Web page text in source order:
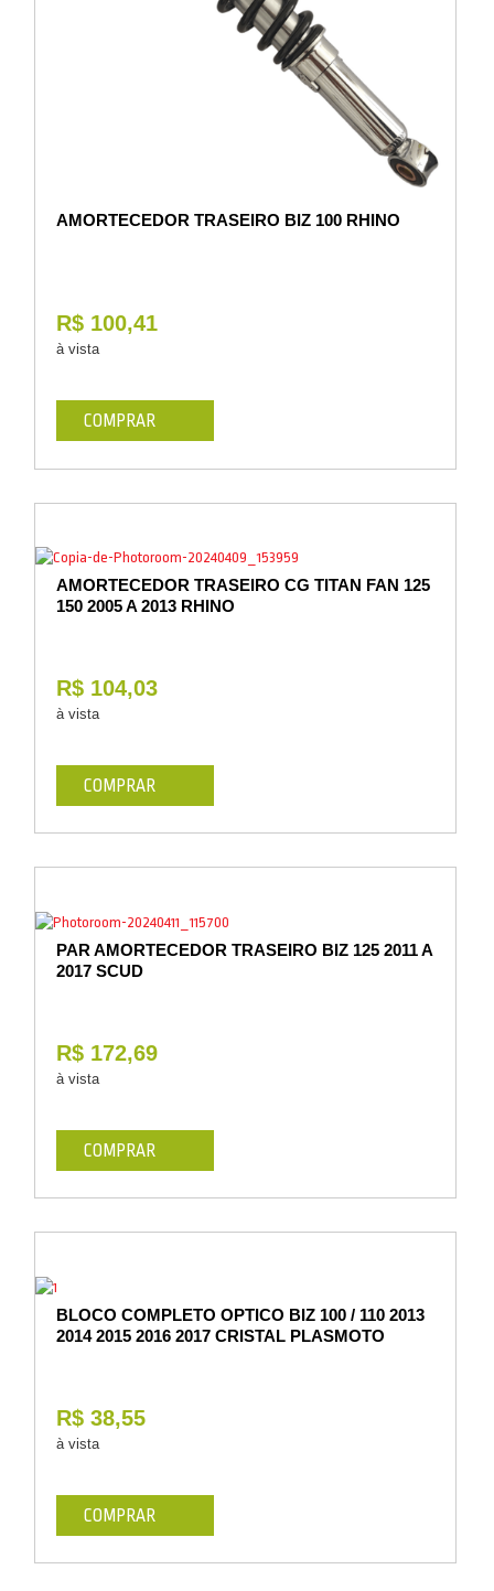
AMORTECEDOR TRASEIRO BIZ 100 RHINO
R$ 100,41
à vista
COMPRAR
AMORTECEDOR TRASEIRO CG TITAN FAN 125
150 2005 A 2013 RHINO
R$ 104,03
à vista
COMPRAR
PAR AMORTECEDOR TRASEIRO BIZ 125 2011 A
2017 SCUD
R$ 172,69
à vista
COMPRAR
BLOCO COMPLETO OPTICO BIZ 100 / 110 2013
2014 2015 2016 2017 CRISTAL PLASMOTO
R$ 38,55
à vista
COMPRAR